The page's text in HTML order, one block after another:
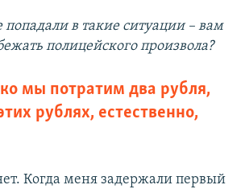
попадали в такие ситуации – вам
полицейского произвола?
мы потратим два рубля,
рублях, естественно,
Когда меня задержали первый